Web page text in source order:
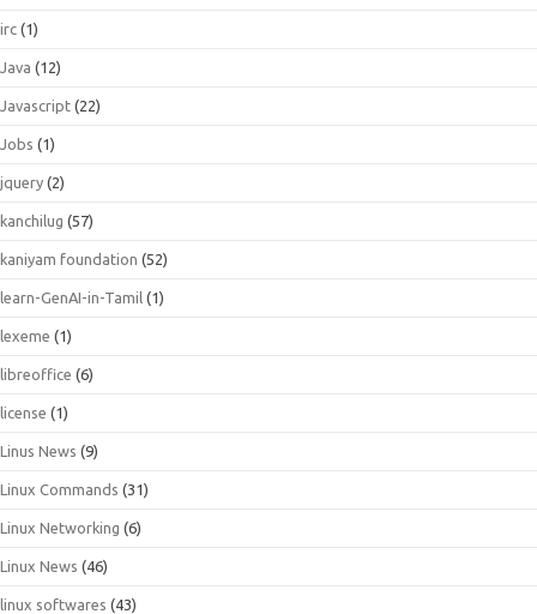
irc (1)
Java (12)
Javascript (22)
Jobs (1)
jquery (2)
kanchilug (57)
kaniyam foundation (52)
learn-GenAI-in-Tamil (1)
lexeme (1)
libreoffice (6)
license (1)
Linus News (9)
Linux Commands (31)
Linux Networking (6)
Linux News (46)
linux softwares (43)